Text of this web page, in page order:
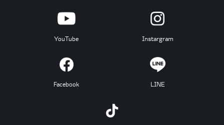
YouTube Instargram
Facebook LINE